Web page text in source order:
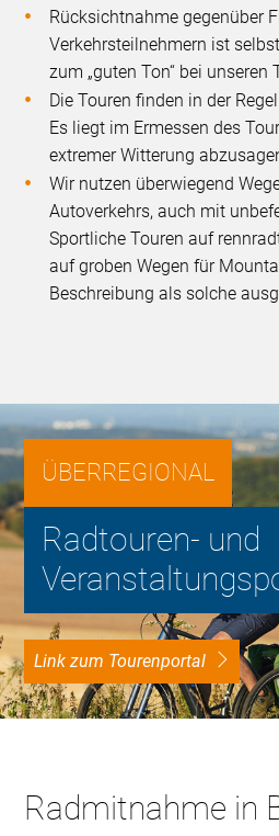
Rücksichtnahme gegenüber
Verkehrsteilnehmern ist
zum „guten Ton“ bei unseren
Die Touren finden in der
Es liegt im Ermessen des
extremer Witterung
Wir nutzen überwiegend
Autoverkehrs, auch mit
Sportliche Touren auf
auf groben Wegen für
Beschreibung als solche
ÜBERREGIONAL
Radtouren- und
Link zum Tourenportal
Radmitnahme in